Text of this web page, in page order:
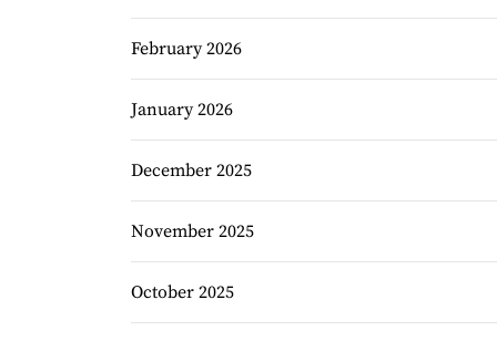
February 2026
January 2026
December 2025
November 2025
October 2025